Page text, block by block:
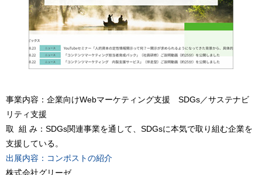
事業内容：企業向けWebマーケティング支援 SDGs／サステナビ
リティ支援
取 組 み：SDGs関連事業を通して、SDGsに本気で取り組む企業を
支援している。
出展内容：コンポストの紹介
株式会社グリーゼ